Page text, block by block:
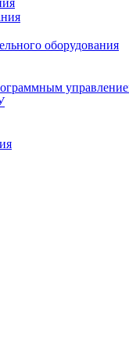
оборудования